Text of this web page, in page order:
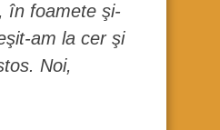
în foamete şi-
am la cer şi
Noi,